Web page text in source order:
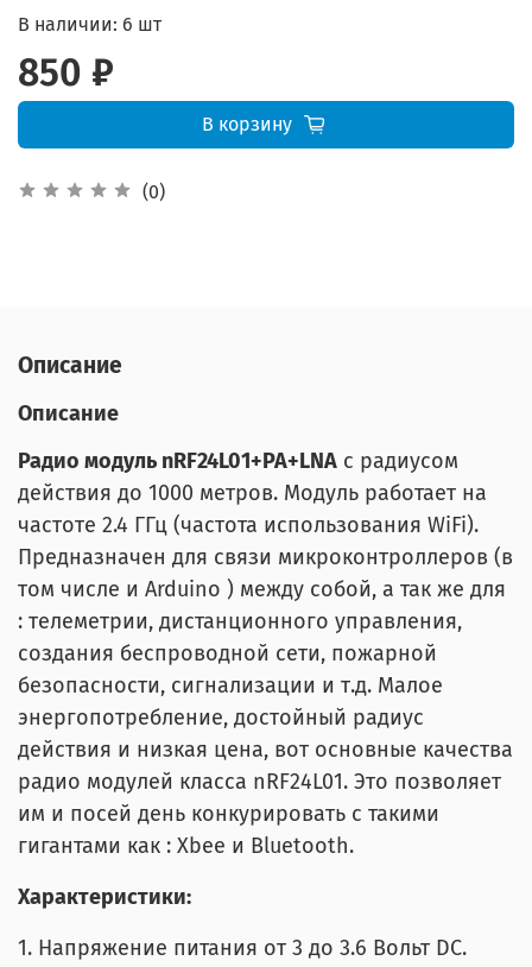
(0)
В наличии: 6 шт
850 ₽
В корзину
Описание
Описание
Радио модуль nRF24L01+PA+LNA с радиусом
действия до 1000 метров. Модуль работает на
частоте 2.4 ГГц (частота использования WiFi).
Предназначен для связи микроконтроллеров (в
том числе и Arduino ) между собой, а так же для
: телеметрии, дистанционного управления,
создания беспроводной сети, пожарной
безопасности, сигнализации и т.д. Малое
энергопотребление, достойный радиус
действия и низкая цена, вот основные качества
радио модулей класса nRF24L01. Это позволяет
им и посей день конкурировать с такими
гигантами как : Xbee и Bluetooth.
Характеристики:
1. Напряжение питания от 3 до 3.6 Вольт DC.